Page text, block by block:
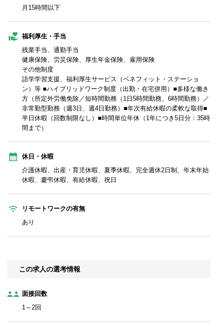
月15時間以下
福利厚生・手当
残業手当、通勤手当
健康保険、労災保険、厚生年金保険、雇用保険
その他制度
語学学習支援、福利厚生サービス（ベネフィット・ステーショ
ン）等 ■ハイブリッドワーク制度（出勤・在宅併用）■多様な働き
方（所定外労働免除／短時間勤務（1日5時間勤務、6時間勤務）／
非常勤型勤務（週3日、週4日勤務）■年次有給休暇の柔軟な取得■
半日休暇（回数制限なし）■時間単位年休（1年につき5日分：35時
間まで）
休日・休暇
介護休暇、出産・育児休暇、夏季休暇、完全週休2日制、年末年始
休暇、慶弔休暇、有給休暇、祝日
リモートワークの有無
あり
この求人の選考情報
面接回数
1～2回